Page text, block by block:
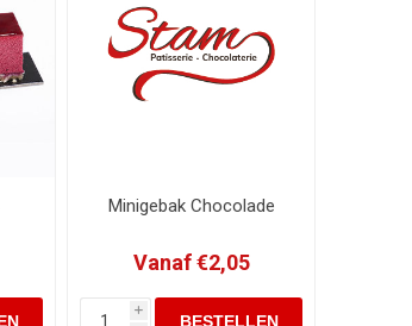
Minigebak Chocolade
Vanaf €2,05
i